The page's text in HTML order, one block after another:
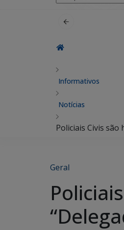
por:
Informativos
Notícias
Policiais Civis são
Geral